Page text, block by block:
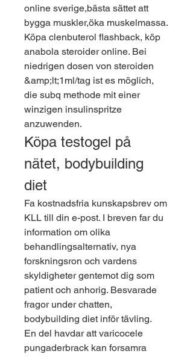
online sverige,bästa sättet att
bygga muskler,öka muskelmassa.
Köpa clenbuterol flashback, köp
anabola steroider online. Bei
niedrigen dosen von steroiden
&amp;lt;1ml/tag ist es möglich,
die subq methode mit einer
winzigen insulinspritze
anzuwenden.
Köpa testogel på
nätet, bodybuilding
diet
Fa kostnadsfria kunskapsbrev om
KLL till din e-post. I breven far du
information om olika
behandlingsalternativ, nya
forskningsron och vardens
skyldigheter gentemot dig som
patient och anhorig. Besvarade
fragor under chatten,
bodybuilding diet inför tävling.
En del havdar att varicocele
pungaderbrack kan forsamra